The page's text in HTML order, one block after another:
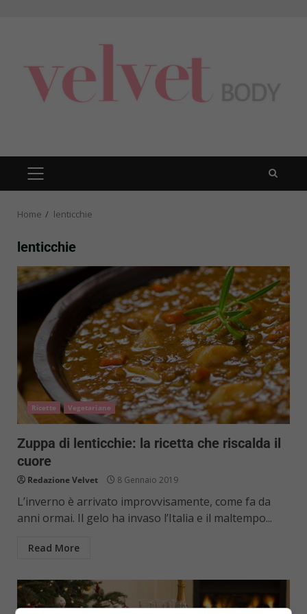
PRIMARY
MENU
Home lenticchie
lenticchie
Ricette Vegetariane
Zuppa di lenticchie: la ricetta che riscalda il
cuore
Redazione Velvet 8 Gennaio 2019
L’inverno è arrivato improvvisamente, come fa da
anni ormai. Il gelo ha invaso l’Italia e il maltempo...
Read More